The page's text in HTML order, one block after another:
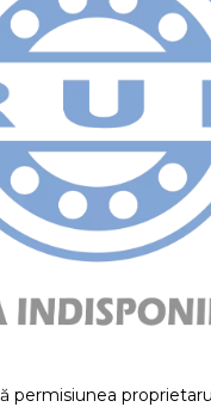
permisiunea